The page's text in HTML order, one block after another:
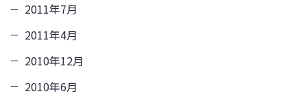
2011年7月
2011年4月
2010年12月
2010年6月